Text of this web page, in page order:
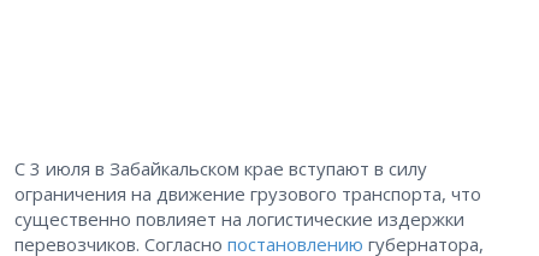
С 3 июля в Забайкальском крае вступают в силу
ограничения на движение грузового транспорта, что
существенно повлияет на логистические издержки
перевозчиков. Согласно постановлению губернатора,